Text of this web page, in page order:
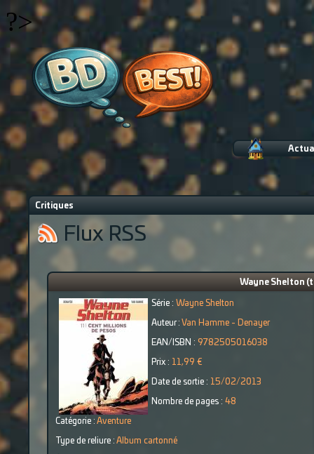
?>
Critiques
Flux RSS
Wayne Shelton
Série : Wayne Shelton
Auteur : Van Hamme - Denayer
EAN/ISBN : 9782505016038
Prix : 11,99 €
Date de sortie : 15/02/2013
Nombre de pages : 48
Catégorie : Aventure
Type de reliure : Album cartonné